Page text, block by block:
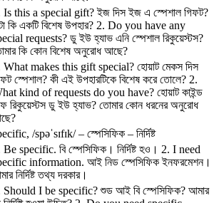
Is this a special gift? ইজ দিস ইজ এ স্পেশাল গিফট?
কি একটি বিশেষ উপহার? 2. Do you have any
requests? ডু ইউ হ্যাভ এনি স্পেশাল রিকুয়েস্টস?
কি কোন বিশেষ অনুরোধ আছে?
What makes this gift special? হোয়াট মেকস দিস
স্পেশাল? কী এই উপহারটিকে বিশেষ করে তোলে? 2.
kind of requests do you have? হোয়াট কাইন্ড
রিকুয়েস্টস ডু ইউ হ্যাভ? তোমার কোন ধরনের অনুরোধ
/spəˈsɪfɪk/ – স্পেসিফিক – নির্দিষ্ট
Be specific. বি স্পেসিফিক। নির্দিষ্ট হও। 2. I need
information. আই নিড স্পেসিফিক ইনফরমেশন।
নির্দিষ্ট তথ্য দরকার।
Should I be specific? শুড আই বি স্পেসিফিক? আমার